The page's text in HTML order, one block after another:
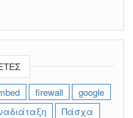
firewall
google
Πάσχα